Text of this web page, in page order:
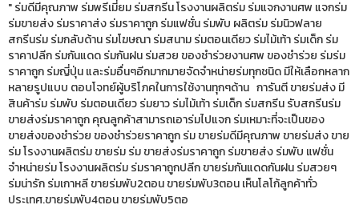
" ร่มดีมีคุณภาพ ร่มพรีเมี่ยม ร่มสกรีน โรงงานผลิตร่ม ร่มแจกงานศพ แจกร่ม
ร่มขายส่ง ร่มราคาส่ง ร่มราคาถูก ร่มแฟชั่น ร่มพับ ผลิตร่ม ร่มนิวฟลาย
สกรีนร่ม ร่มกลับด้าน ร่มโฆษณา ร่มสนาม ร่มตอนเดียว ร่มไม้เท้า ร่มเด็ก ร่ม
ราคาปลีก ร่มกันแดด ร่มกันฝน ร่มสวย ของชำร่วยงานศพ ของชำร่วย ร่มร่ม
ราคาถูก ร่มญี่ปุ่น และร่มอื่นๆอีกมากมายจัดจำหน่ายร่มทุกชนิด มีให้เลือกหลาก
หลายรูปแบบ ตอบโจทย์ผู้บริโภคในการใช้งานทุกๆด้าน การันตี ขายร่มส่ง มี
สินค้าร่ม ร่มพับ ร่มตอนเดียว ร่มยาว ร่มไม้เท้า ร่มเด็ก ร่มสกรีน รับสกรีนร่ม
ขายส่งร่มราคาถูก คุณลูกค้าสามารถเอาร่มไปแจก ร่มเหมาะที่จะเป็นของ
ขายส่งของชำร่วย ของชำร่วยราคาถูก ร่ม ขายร่มดีมีคุณภาพ ขายร่มส่ง ขาย
ร่ม โรงงานผลิตร่ม ขายร่ม ร่ม ขายส่งร่มราคาถูก ร่มขายส่ง ร่มพับ แฟชั่น
จำหน่ายร่ม โรงงานผลิตร่ม ร่มราคาถูกปลีก ขายร่มกันแดดกันฝน ร่มสวยๆ
ร่มน่ารัก ร่มเกาหลี ขายร่มพับ2ตอน ขายร่มพับ3ตอน เห็นโลโก้ลูกค้าทั่ว
ประเทศ.ขายร่มพับ4ตอน ขายร่มพับ5ตอ